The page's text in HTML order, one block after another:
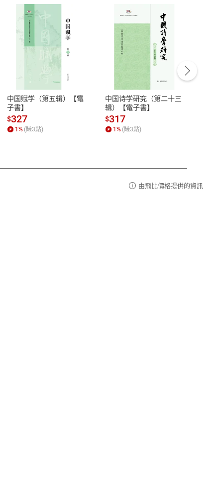
性
參
客服資訊
服務時間：週一到週五 10:00-12:00、
13:00-17:00 (國定假日及例假日休息)
客服電話：0080-1857077
中国赋学（第五辑）【電
子書】
$327
1% (賺3點)
中国诗学研究（第二十三
辑）【電子書】
$317
1% (賺3點)
由飛比價格提供的資訊